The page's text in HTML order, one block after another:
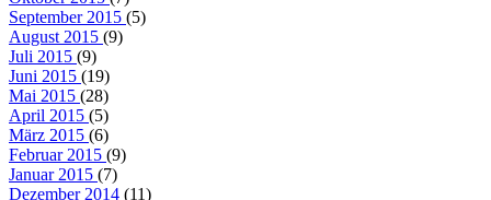
September 2015 (5)
August 2015 (9)
Juli 2015 (9)
Juni 2015 (19)
Mai 2015 (28)
April 2015 (5)
März 2015 (6)
Februar 2015 (9)
Januar 2015 (7)
Dezember 2014 (11)